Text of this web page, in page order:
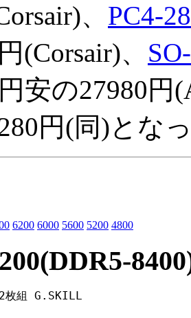
、 PC4-
(Corsair)、
安の27980円
円(同)とな
6200 6000 5600 5200 4800
枚組 G.SKILL